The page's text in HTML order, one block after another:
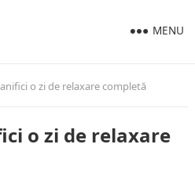
MENU
o zi de relaxare completă
o zi de relaxare